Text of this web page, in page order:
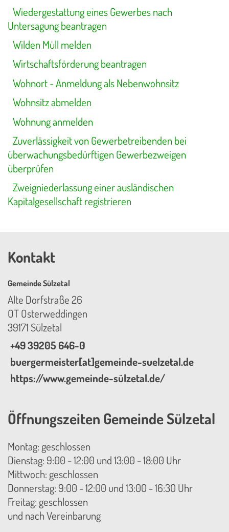
Wiedergestattung eines Gewerbes nach
Untersagung beantragen
Wilden Müll melden
Wirtschaftsförderung beantragen
Wohnort - Anmeldung als Nebenwohnsitz
Wohnsitz abmelden
Wohnung anmelden
Zuverlässigkeit von Gewerbetreibenden bei
überwachungsbedürftigen Gewerbezweigen
überprüfen
Zweigniederlassung einer ausländischen
Kapitalgesellschaft registrieren
Kontakt
Gemeinde Sülzetal
Alte Dorfstraße 26
OT Osterweddingen
39171 Sülzetal
+49 39205 646-0
buergermeister[at]gemeinde-suelzetal.de
https://www.gemeinde-sülzetal.de/
Öffnungszeiten Gemeinde Sülzetal
Montag: geschlossen
Dienstag: 9:00 - 12:00 und 13:00 - 18:00 Uhr
Mittwoch: geschlossen
Donnerstag: 9:00 - 12:00 und 13:00 - 16:30 Uhr
Freitag: geschlossen
und nach Vereinbarung